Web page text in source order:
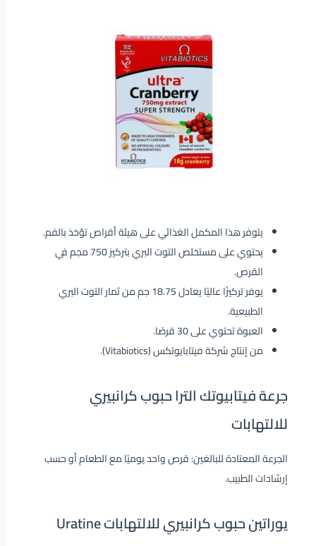
يتوفر هذا المكمل الغذائي على هيئة أقراص تؤخذ بالفم.
يحتوي على مستخلص التوت البري بتركيز 750 مجم في
القرص.
يوفر تركيزًا عاليًا يعادل 18.75 جم من ثمار التوت البري
الطبيعية.
العبوة تحتوي على 30 قرصًا.
من إنتاج شركة فيتابايوتكس (Vitabiotics).
جرعة فيتابيوتك الترا حبوب كرانبيري
للالتهابات
الجرعة المعتادة للبالغين: قرص واحد يوميًا مع الطعام أو حسب
إرشادات الطبيب.
يوراتين حبوب كرانبيري للالتهابات Uratine